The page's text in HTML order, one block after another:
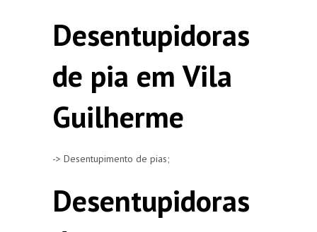
Desentupidoras
de pia em Vila
Guilherme
-> Desentupimento de pias;
Desentupidoras